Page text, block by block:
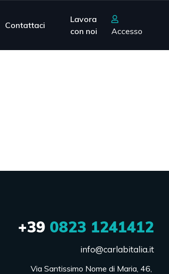
Contattaci
Lavora
con noi
Accesso
+390823 1241412
info@carlabitalia.it
Via Santissimo Nome di Maria, 46,